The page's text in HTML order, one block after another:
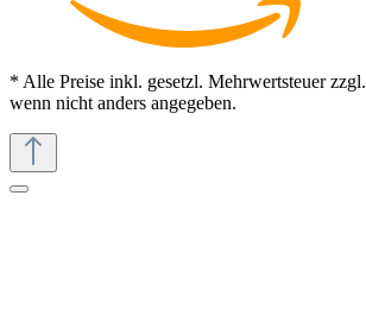
* Alle Preise inkl. gesetzl. Mehrwertsteuer zzgl.
wenn nicht anders angegeben.